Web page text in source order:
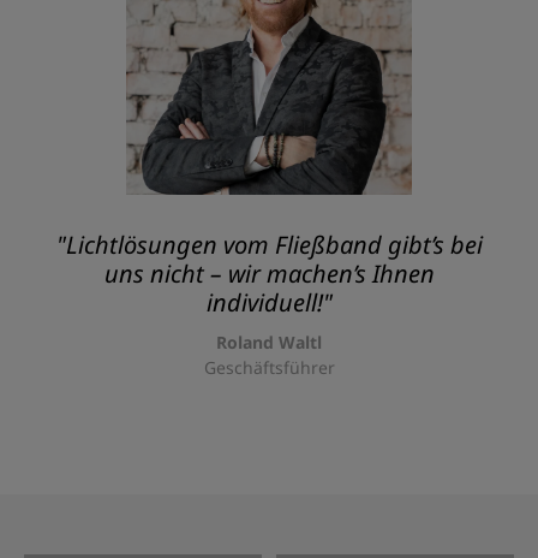
"Lichtlösungen vom Fließband gibt’s bei
uns nicht – wir machen’s Ihnen
individuell!"
Roland Waltl
Geschäftsführer